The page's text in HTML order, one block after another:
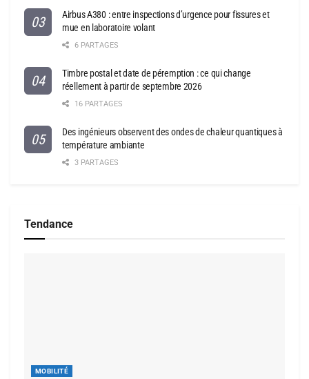
Airbus A380 : entre inspections d’urgence pour fissures et
mue en laboratoire volant
6 PARTAGES
Timbre postal et date de péremption : ce qui change
réellement à partir de septembre 2026
16 PARTAGES
Des ingénieurs observent des ondes de chaleur quantiques à
température ambiante
3 PARTAGES
Tendance
MOBILITÉ